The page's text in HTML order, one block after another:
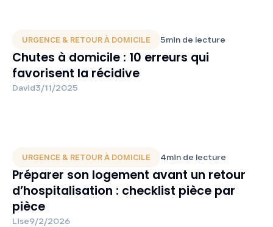
URGENCE & RETOUR À DOMICILE 5min de lecture
Chutes à domicile : 10 erreurs qui
favorisent la récidive
David3/11/2025
URGENCE & RETOUR À DOMICILE 4min de lecture
Préparer son logement avant un retour
d’hospitalisation : checklist pièce par
pièce
Lise9/2/2026